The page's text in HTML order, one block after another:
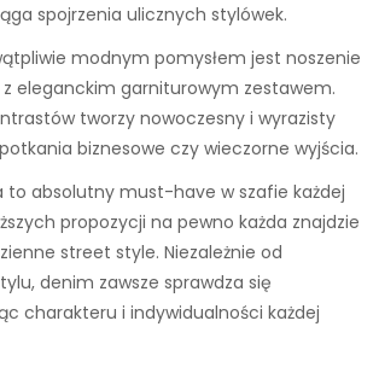
spojrzenia ulicznych stylówek.
modnym pomysłem jest noszenie
z eleganckim garniturowym zestawem.
tworzy nowoczesny i wyrazisty
biznesowe czy wieczorne wyjścia.
to absolutny must-have w szafie każdej
propozycji na pewno każda znajdzie
street style. Niezależnie od
denim zawsze sprawdza się
charakteru i indywidualności każdej